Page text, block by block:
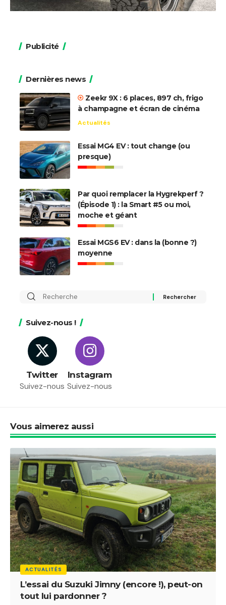
Publicité
Dernières news
Zeekr 9X : 6 places, 897 ch, frigo
à champagne et écran de cinéma
Actualités
Essai MG4 EV : tout change (ou
presque)
Par quoi remplacer la Hygrekperf ?
(Épisode 1) : la Smart #5 ou moi,
moche et géant
Essai MGS6 EV : dans la (bonne ?)
moyenne
Rechercher
Suivez-nous !
Twitter
Suivez-nous
Instagram
Suivez-nous
Vous aimerez aussi
ACTUALITÉS
L’essai du Suzuki Jimny (encore !), peut-on
tout lui pardonner ?